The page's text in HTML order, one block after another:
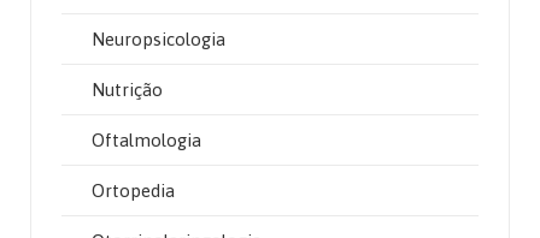
Neuropsicologia
Nutrição
Oftalmologia
Ortopedia